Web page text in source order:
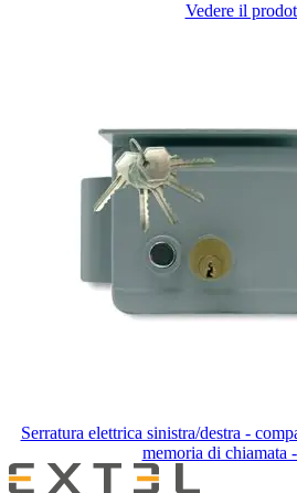
Vedere il
Serratura elettrica sinistra/destra -
memoria di chiamata